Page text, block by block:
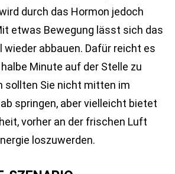
durch das Hormon jedoch
etwas Bewegung lässt sich das
wieder abbauen. Dafür reicht es
Minute auf der Stelle zu
sollten Sie nicht mitten im
springen, aber vielleicht bietet
vorher an der frischen Luft
loszuwerden.